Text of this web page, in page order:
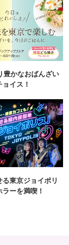
豊かなおばんざい
イス！
東京ジョイポリ
ーを満喫！